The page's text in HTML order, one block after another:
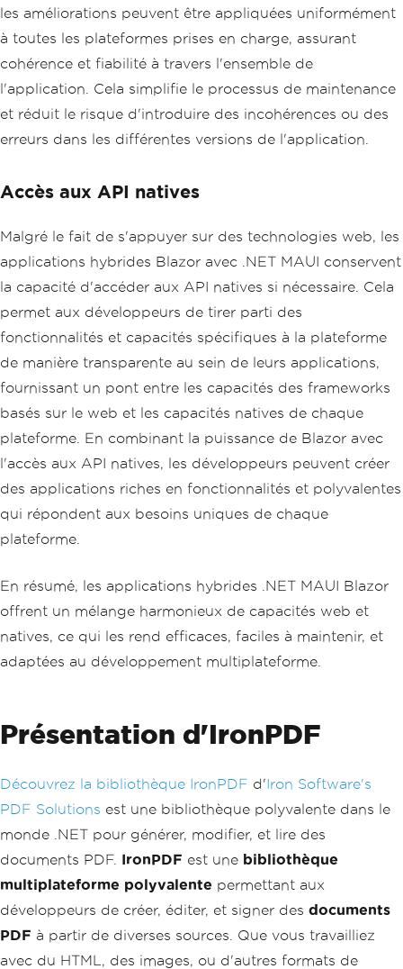
les améliorations peuvent être appliquées uniformément
à toutes les plateformes prises en charge, assurant
cohérence et fiabilité à travers l'ensemble de
l'application. Cela simplifie le processus de maintenance
et réduit le risque d'introduire des incohérences ou des
erreurs dans les différentes versions de l'application.
Accès aux API natives
Malgré le fait de s'appuyer sur des technologies web, les
applications hybrides Blazor avec .NET MAUI conservent
la capacité d'accéder aux API natives si nécessaire. Cela
permet aux développeurs de tirer parti des
fonctionnalités et capacités spécifiques à la plateforme
de manière transparente au sein de leurs applications,
fournissant un pont entre les capacités des frameworks
basés sur le web et les capacités natives de chaque
plateforme. En combinant la puissance de Blazor avec
l'accès aux API natives, les développeurs peuvent créer
des applications riches en fonctionnalités et polyvalentes
qui répondent aux besoins uniques de chaque
plateforme.
En résumé, les applications hybrides .NET MAUI Blazor
offrent un mélange harmonieux de capacités web et
natives, ce qui les rend efficaces, faciles à maintenir, et
adaptées au développement multiplateforme.
Présentation d'IronPDF
Découvrez la bibliothèque IronPDF d'Iron Software's
PDF Solutions est une bibliothèque polyvalente dans le
monde .NET pour générer, modifier, et lire des
documents PDF. IronPDF est une bibliothèque
multiplateforme polyvalente permettant aux
développeurs de créer, éditer, et signer des documents
PDF à partir de diverses sources. Que vous travailliez
avec du HTML, des images, ou d'autres formats de